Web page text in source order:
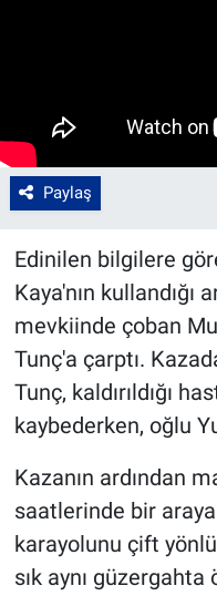
Paylaş
Edinilen bilgilere
Kaya'nın kullandığı
mevkiinde çoban
Tunç'a çarptı.
Tunç, kaldırıldığı
kaybederken, oğlu
Kazanın ardından
saatlerinde bir
karayolunu çift
sık aynı